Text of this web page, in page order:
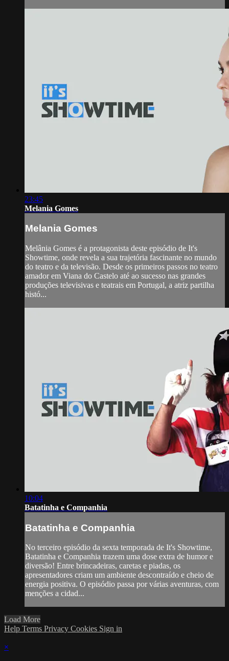
23:45
Melania Gomes
Melania Gomes
Melânia Gomes é a protagonista deste episódio de It's
Showtime, onde revela a sua trajetória fascinante no mundo
do teatro e da televisão. Desde os primeiros passos no teatro
amador em Viana do Castelo até ao sucesso nas grandes
produções televisivas e teatrais em Portugal, a atriz partilha
histó...
10:04
Batatinha e Companhia
Batatinha e Companhia
No terceiro episódio da sexta temporada de It's Showtime,
Batatinha e Companhia trazem uma dose extra de humor e
diversão! Entre brincadeiras, caretas e piadas, os
apresentadores criam um ambiente descontraído e cheio de
energia positiva. O episódio passa por várias aventuras, com
menções a cidad...
Load More
Help Terms Privacy Cookies Sign in
×